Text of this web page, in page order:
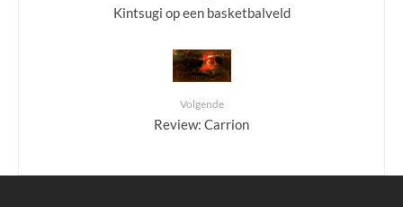
Kintsugi op een basketbalveld
Volgende
Review: Carrion